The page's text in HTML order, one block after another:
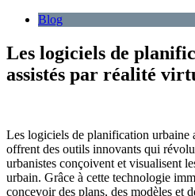
Blog
Les logiciels de
assistés par réalité
Les logiciels de planification urbaine
offrent des outils innovants qui
urbanistes conçoivent et visualisent
urbain. Grâce à cette technologie
concevoir des plans, des modèles et